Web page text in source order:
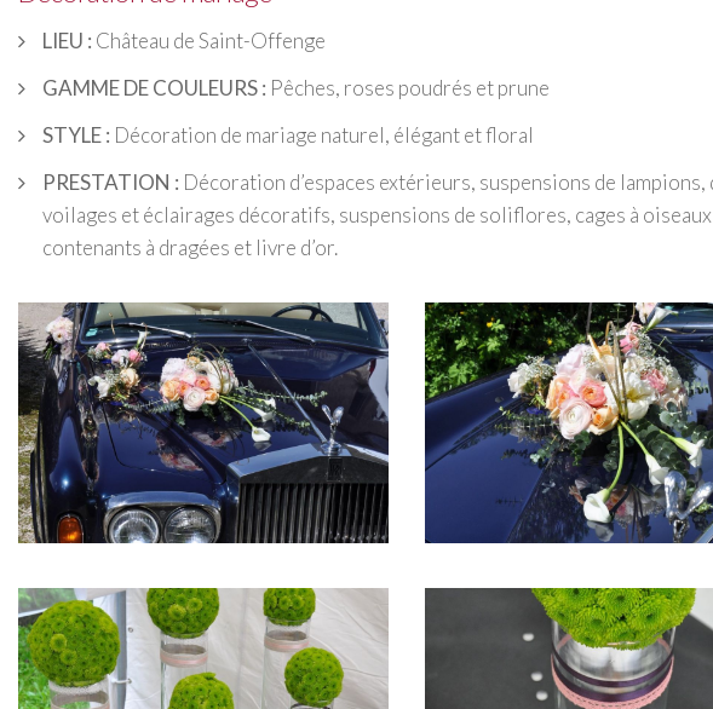
LIEU : Château de Saint-Offenge
GAMME DE COULEURS : Pêches, roses poudrés et prune
STYLE : Décoration de mariage naturel, élégant et floral
PRESTATION : Décoration d’espaces extérieurs, suspensions de
voilages et éclairages décoratifs, suspensions de soliflores, cages à
contenants à dragées et livre d’or.